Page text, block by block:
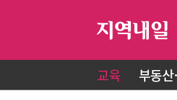
교육 부동산